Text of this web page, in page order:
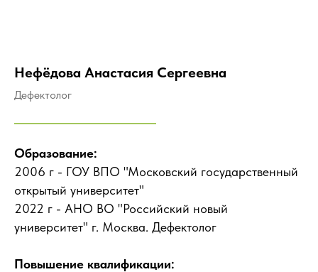
Нефёдова Анастасия Сергеевна
Дефектолог
Образование:
2006 г - ГОУ ВПО "Московский государственный
открытый университет"
2022 г - АНО ВО "Российский новый
университет" г. Москва. Дефектолог
Повышение квалификации: